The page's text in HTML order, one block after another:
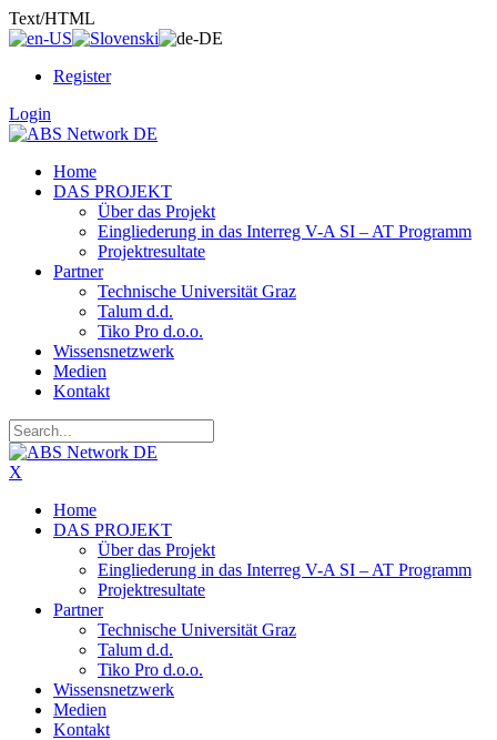
Text/HTML
Register
Login
Home
DAS PROJEKT
Über das Projekt
Eingliederung in das Interreg V-A SI – AT Programm
Projektresultate
Partner
Technische Universität Graz
Talum d.d.
Tiko Pro d.o.o.
Wissensnetzwerk
Medien
Kontakt
X
Home
DAS PROJEKT
Über das Projekt
Eingliederung in das Interreg V-A SI – AT Programm
Projektresultate
Partner
Technische Universität Graz
Talum d.d.
Tiko Pro d.o.o.
Wissensnetzwerk
Medien
Kontakt